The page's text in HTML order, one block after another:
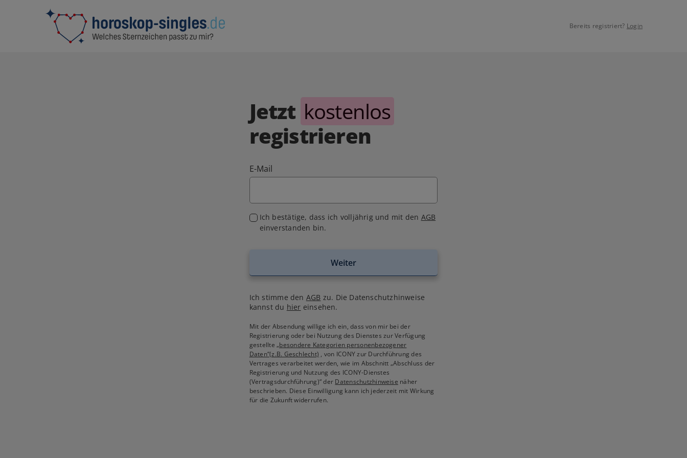
Bereits registriert? Login
Jetzt kostenlos
registrieren
E-Mail
Ich bestätige, dass ich volljährig und mit den AGB
einverstanden bin.
Weiter
Ich stimme den AGB zu. Die Datenschutzhinweise
kannst du hier einsehen.
Mit der Absendung willige ich ein, dass von mir bei der
Registrierung oder bei Nutzung des Dienstes zur Verfügung
gestellte„besondere Kategorien personenbezogener
Daten“(z.B. Geschlecht) , von ICONY zur Durchführung des
Vertrages verarbeitet werden, wie im Abschnitt „Abschluss der
Registrierung und Nutzung des ICONY-Dienstes
(Vertragsdurchführung)“ der Datenschutzhinweise näher
beschrieben. Diese Einwilligung kann ich jederzeit mit Wirkung
für die Zukunft widerrufen.